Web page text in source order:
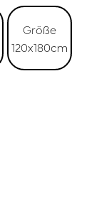
Größe
120x180cm